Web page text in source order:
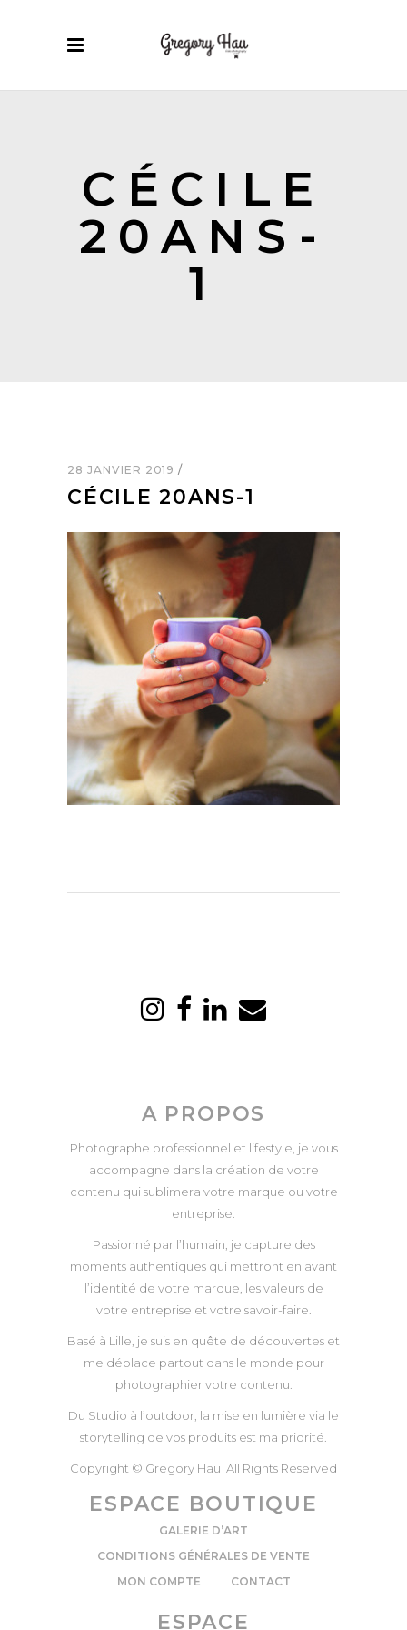
CÉCILE
20ANS-
1
28 JANVIER 2019
CÉCILE 20ANS-1
A PROPOS
Photographe professionnel et lifestyle, je vous
accompagne dans la création de votre
contenu qui sublimera votre marque ou votre
entreprise.
Passionné par l’humain, je capture des
moments authentiques qui mettront en avant
l’identité de votre marque, les valeurs de
votre entreprise et votre savoir-faire.
Basé à Lille, je suis en quête de découvertes et
me déplace partout dans le monde pour
photographier votre contenu.
Du Studio à l’outdoor, la mise en lumière via le
storytelling de vos produits est ma priorité.
Copyright © Gregory Hau All Rights Reserved
ESPACE BOUTIQUE
GALERIE D’ART
CONDITIONS GÉNÉRALES DE VENTE
MON COMPTE
CONTACT
ESPACE